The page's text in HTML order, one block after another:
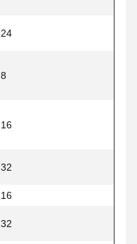
24
8
16
32
16
32